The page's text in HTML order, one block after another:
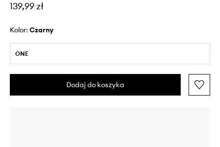
139,99 zł
Kolor: czarny
ONE
Dodaj do koszyka